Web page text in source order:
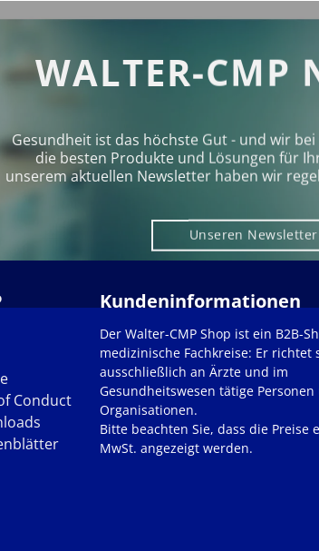
WALTER-CMP
Gesundheit ist das höchste Gut - und wir
die besten Produkte und Lösungen für
unserem aktuellen Newsletter haben wir
Unseren
Conduct
Kundeninformationen
Der Walter-CMP Shop ist ein B2B-
medizinische Fachkreise: Er richtet
ausschließlich an Ärzte und im
Gesundheitswesen tätige Personen
Organisationen.
Bitte beachten Sie, dass die Preise
MwSt. angezeigt werden.